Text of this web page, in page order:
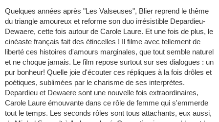
Quelques années après "Les Valseuses", Blier reprend le thême
du triangle amoureux et reforme son duo irrésistible Depardieu-
Dewaere, cette fois autour de Carole Laure. Et une fois de plus, le
cinéaste français fait des étincelles ! Il filme avec tellement de
liberté ces histoires d'amours marginales, que tout semble naturel
et ne choque jamais. Le film repose surtout sur ses dialogues : un
pur bonheur! Quelle joie d'écouter ces répliques à la fois drôles et
poétiques, sublimées par le charisme de ses interprètes.
Depardieu et Dewaere sont une nouvelle fois extraordinaires,
Carole Laure émouvante dans ce rôle de femme qui s'emmerde
tout le temps. Les seconds rôles sont tous attachants, eux aussi,